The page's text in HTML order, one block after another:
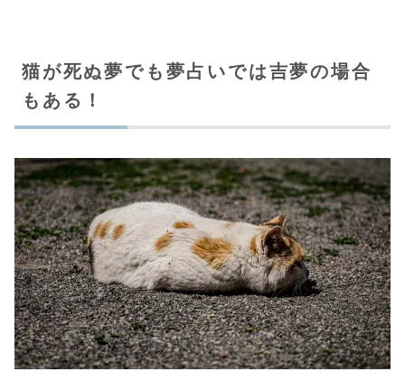
猫が死ぬ夢でも夢占いでは吉夢の場合
もある！